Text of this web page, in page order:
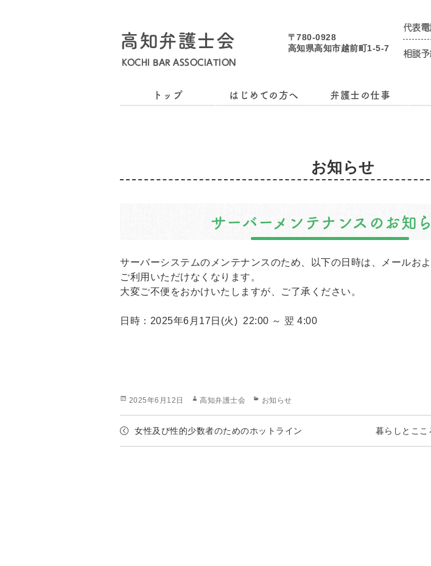
高知弁護士会
KOCHI BAR ASSOCIATION
〒780-0928
高知県高知市越前町1-5-7
代表
相談
トップ はじめての方へ 弁護士の仕事
お知らせ
サーバーメンテナンスのお知
サーバーシステムのメンテナンスのため、以下の日時は、メールお
ご利用いただけなくなります。
大変ご不便をおかけいたしますが、ご了承ください。
日時：2025年6月17日(火) 22:00 ～ 翌 4:00
Posted
2025年6月12日 Author
高知弁護士会 Categories
お知らせ
女性及び性的少数者のためのホットライン 暮らしとここ